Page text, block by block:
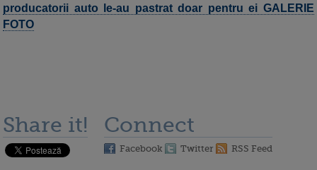
producatorii auto le-au pastrat doar pentru ei GALERIE
FOTO
Share it! Connect
Facebook Twitter RSS Feed